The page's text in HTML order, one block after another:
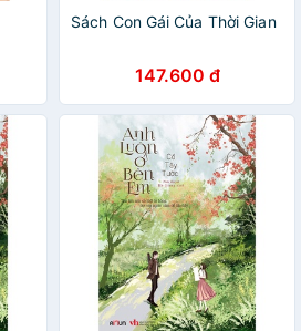
Sách Con Gái Của Thời Gian
147.600 đ